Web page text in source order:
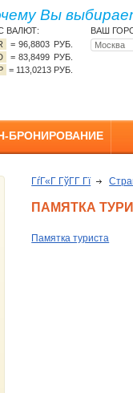
Вы
ВАЛЮТ:
=96,8803 РУБ.
=83,8499 РУБ.
= 113,0213 РУБ.
ВАШ
БРОНИРОВАНИЕ
ГѓГ«Г ГўГ­Г Гї
ПАМЯТКА
Памятка туриста